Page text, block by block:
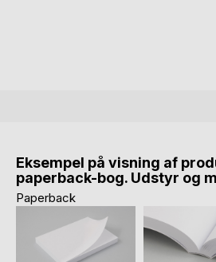
Eksempel på visning af
paperback-bog. Udstyr og
Paperback